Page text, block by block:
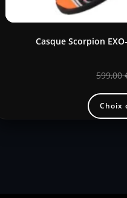
Casque Scorpion
599,00
Choix